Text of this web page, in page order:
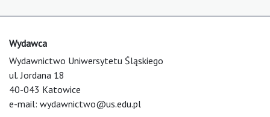
Wydawca
Wydawnictwo Uniwersytetu Śląskiego
ul. Jordana 18
40-043 Katowice
e-mail: wydawnictwo@us.edu.pl